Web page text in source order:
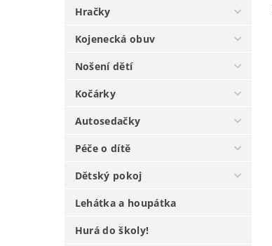
Hračky
Kojenecká obuv
Nošení dětí
Kočárky
Autosedačky
Péče o dítě
Dětský pokoj
Lehátka a houpátka
Hurá do školy!